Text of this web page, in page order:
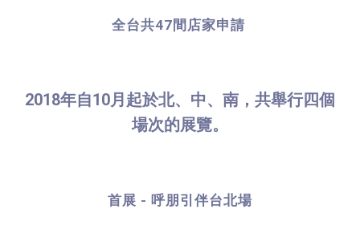
全台共47間店家申請
2018年自10月起於北、中、南，共舉行四個
場次的展覽。
首展 - 呼朋引伴台北場